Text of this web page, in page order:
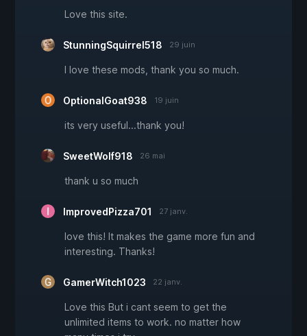
Love this site.
StunningSquirrel518 29 juin
I love these mods, thank you so much.
OptionalGoat938 19 juin
its very useful...thank you!
SweetWolf918 26 mai
thank u so much
ImprovedPizza701 27 janv.
love this! It makes the game more fun and
interesting. Thanks!
GamerWitch1023 22 janv.
Love this But i cant seem to get the
unlimited items to work. no matter how